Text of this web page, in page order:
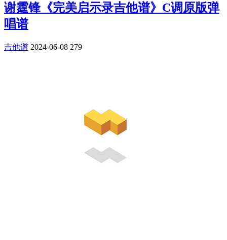
谢霆锋《完美启示录吉他谱》C调原版弹
唱谱
吉他谱 2024-06-08 279